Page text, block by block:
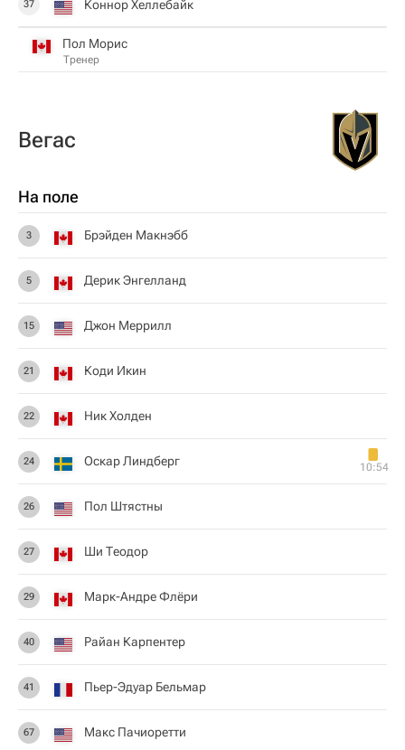
37 Коннор Хеллебайк
Пол Морис
Тренер
Вегас
На поле
3 Брэйден Макнэбб
5 Дерик Энгелланд
15 Джон Меррилл
21 Коди Икин
22 Ник Холден
24 Оскар Линдберг 10:54
26 Пол Штястны
27 Ши Теодор
29 Марк-Андре Флёри
40 Райан Карпентер
41 Пьер-Эдуар Бельмар
67 Макс Пачиоретти